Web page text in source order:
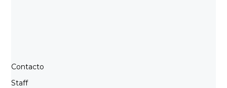
Contacto
Staff